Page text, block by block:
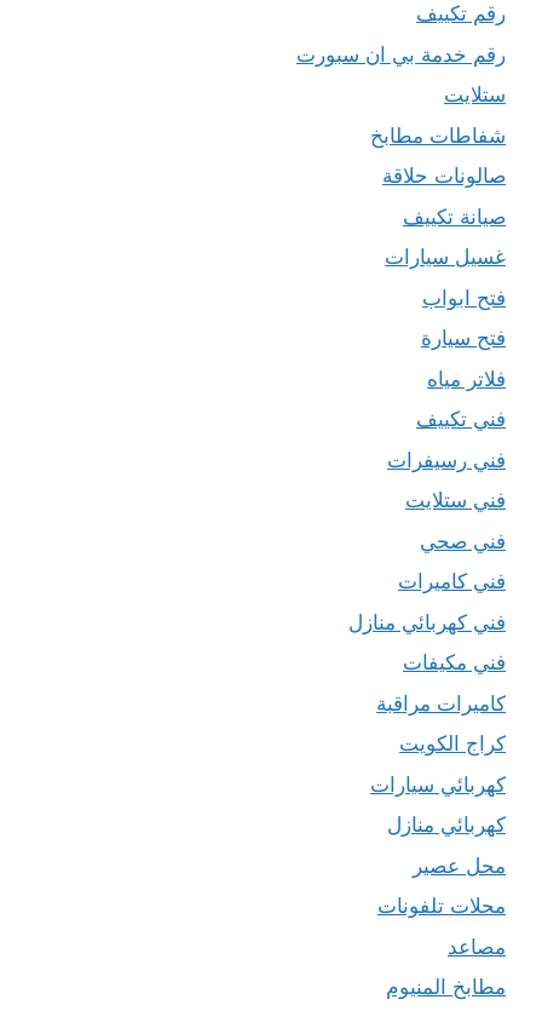
رقم تكييف
رقم خدمة بي ان سبورت
ستلايت
شفاطات مطابخ
صالونات حلاقة
صيانة تكييف
غسيل سيارات
فتح ابواب
فتح سيارة
فلاتر مياه
فني تكييف
فني رسيفرات
فني ستلايت
فني صحي
فني كاميرات
فني كهربائي منازل
فني مكيفات
كاميرات مراقبة
كراج الكويت
كهربائي سيارات
كهربائي منازل
محل عصير
محلات تلفونات
مصاعد
مطابخ المنيوم